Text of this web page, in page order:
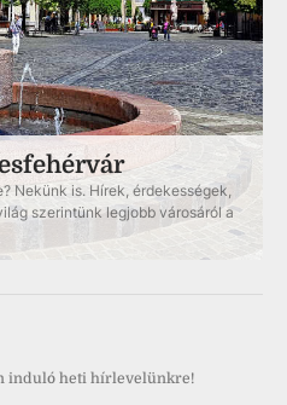
Nekünk is. Hírek, érdekességek,
szerintünk legjobb városáról a
induló heti hírlevelünkre!